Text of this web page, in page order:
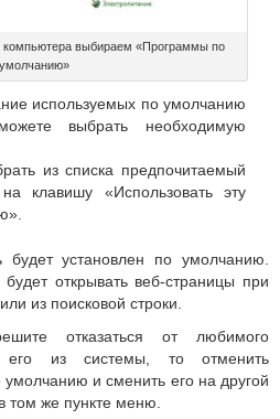
компьютера выбираем «Программы по
умолчанию»
используемых по умолчанию
выбрать необходимую
из списка предпочитаемый
клавишу «Использовать эту
будет установлен по умолчанию.
открывать веб-страницы при
из поисковой строки.
отказаться от любимого
его из системы, то отменить
и сменить его на другой
том же пункте меню.